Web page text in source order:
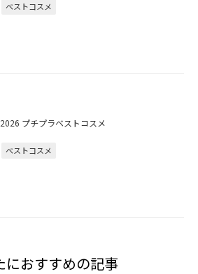
ベストコスメ
2026 プチプラベストコスメ
ベストコスメ
におすすめの記事